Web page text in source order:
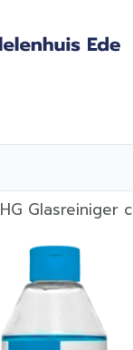
HG Glasreiniger